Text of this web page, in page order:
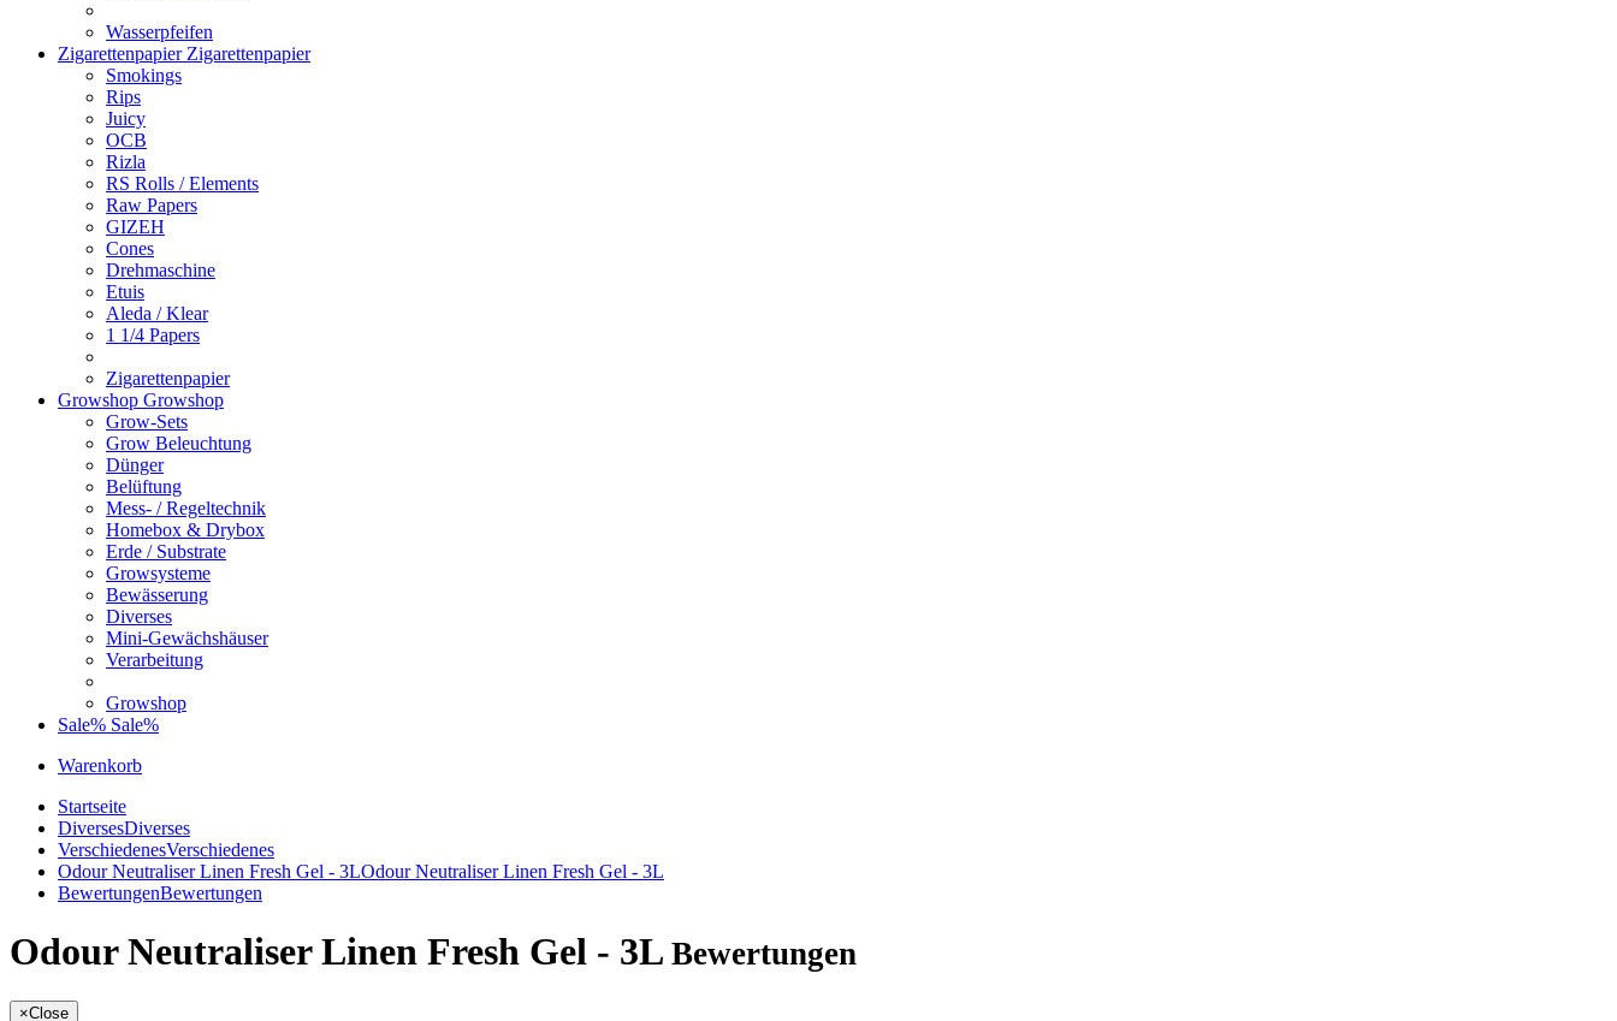
Wasserpfeifen
Zigarettenpapier Zigarettenpapier
Smokings
Rips
Juicy
OCB
Rizla
RS Rolls / Elements
Raw Papers
GIZEH
Cones
Drehmaschine
Etuis
Aleda / Klear
1 1/4 Papers
Zigarettenpapier
Growshop Growshop
Grow-Sets
Grow Beleuchtung
Dünger
Belüftung
Mess- / Regeltechnik
Homebox & Drybox
Erde / Substrate
Growsysteme
Bewässerung
Diverses
Mini-Gewächshäuser
Verarbeitung
Growshop
Sale% Sale%
Warenkorb
Startseite
DiversesDiverses
VerschiedenesVerschiedenes
Odour Neutraliser Linen Fresh Gel - 3LOdour Neutraliser Linen Fresh Gel - 3L
BewertungenBewertungen
Odour Neutraliser Linen Fresh Gel - 3L Bewertungen
×Close